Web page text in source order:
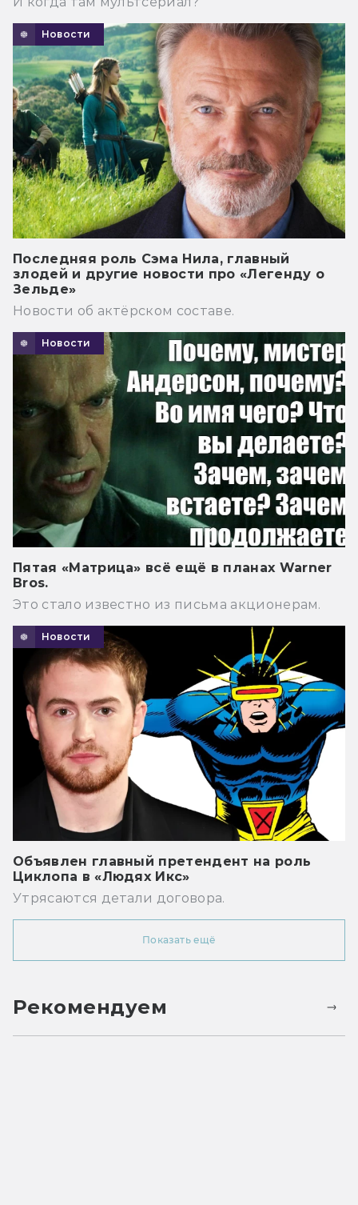
Новости
Последняя роль Сэма Нила, главный
злодей и другие новости про «Легенду о
Зельде»
Новости об актёрском составе.
Новости
Пятая «Матрица» всё ещё в планах Warner
Bros.
Это стало известно из письма акционерам.
Новости
Объявлен главный претендент на роль
Циклопа в «Людях Икс»
Утрясаются детали договора.
Показать ещё
Рекомендуем